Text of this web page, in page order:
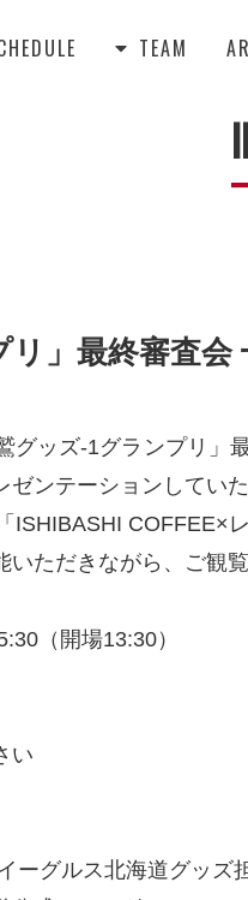
 TEAM
」最終審査
ッズ-1グランプリ」
ゼンテーションしてい
COFFEE×
ただきながら、ご観覧
（開場13:30）
ーグルス北海道グッズ